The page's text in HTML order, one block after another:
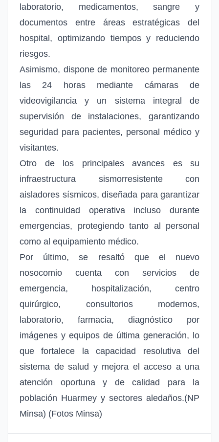
laboratorio, medicamentos, sangre y
documentos entre áreas estratégicas del
hospital, optimizando tiempos y reduciendo
riesgos.
Asimismo, dispone de monitoreo permanente
las 24 horas mediante cámaras de
videovigilancia y un sistema integral de
supervisión de instalaciones, garantizando
seguridad para pacientes, personal médico y
visitantes.
Otro de los principales avances es su
infraestructura sismorresistente con
aisladores sísmicos, diseñada para garantizar
la continuidad operativa incluso durante
emergencias, protegiendo tanto al personal
como al equipamiento médico.
Por último, se resaltó que el nuevo
nosocomio cuenta con servicios de
emergencia, hospitalización, centro
quirúrgico, consultorios modernos,
laboratorio, farmacia, diagnóstico por
imágenes y equipos de última generación, lo
que fortalece la capacidad resolutiva del
sistema de salud y mejora el acceso a una
atención oportuna y de calidad para la
población Huarmey y sectores aledaños.(NP
Minsa) (Fotos Minsa)